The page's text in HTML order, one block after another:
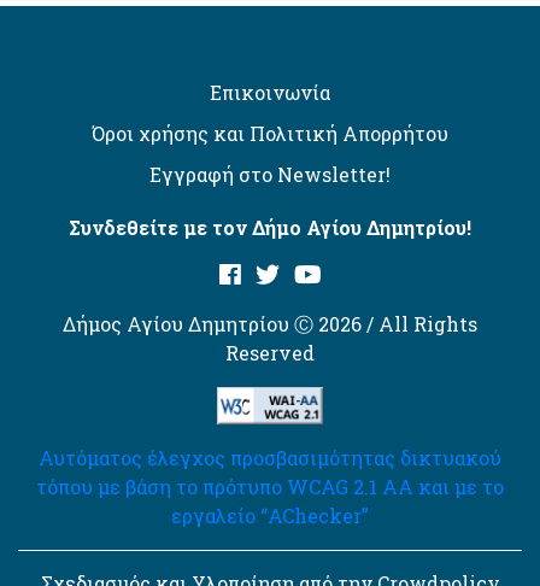
Επικοινωνία
Όροι χρήσης και Πολιτική Απορρήτου
Εγγραφή στο Newsletter!
Συνδεθείτε με τον Δήμο Αγίου Δημητρίου!
Δήμος Αγίου Δημητρίου Ⓒ 2026 / All Rights
Reserved
Αυτόματος έλεγχος προσβασιμότητας δικτυακού
τόπου με βάση το πρότυπο WCAG 2.1 AA και με το
εργαλείο “AChecker”